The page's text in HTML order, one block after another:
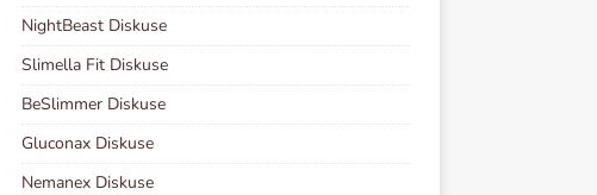
NightBeast Diskuse
Slimella Fit Diskuse
BeSlimmer Diskuse
Gluconax Diskuse
Nemanex Diskuse